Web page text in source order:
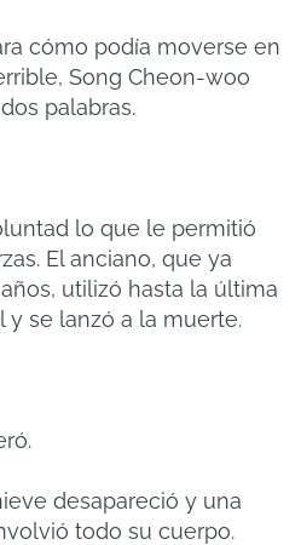
cómo podía moverse en
Song Cheon-woo
palabras.
lo que le permitió
El anciano, que ya
utilizó hasta la última
y se lanzó a la muerte.
desapareció y una
todo su cuerpo.